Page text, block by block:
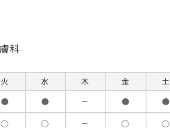
科
火 水 木 金 土
● ● － ● ●
○ ○ － ○ ○